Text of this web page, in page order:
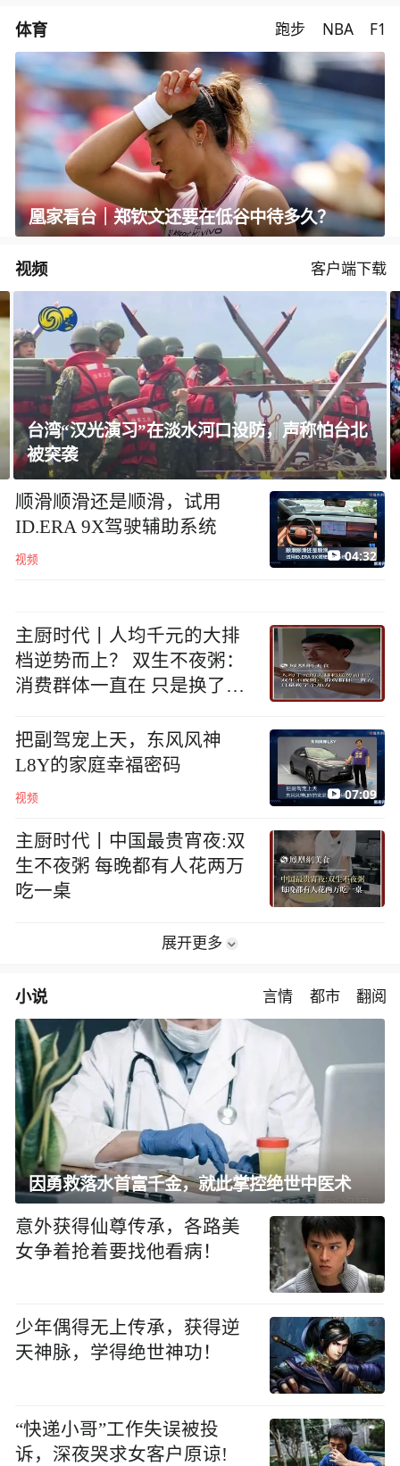
体育 跑步 NBA F1
凰家看台｜郑钦文还要在低谷中待多久？
视频 客户端下载
台湾“汉光演习”在淡水河口设防，声称怕台北
被突袭
顺滑顺滑还是顺滑，试用
ID.ERA 9X驾驶辅助系统
视频 04:32
主厨时代丨人均千元的大排
档逆势而上？ 双生不夜粥：
消费群体一直在 只是换了个
把副驾宠上天，东风风神
L8Y的家庭幸福密码
视频 07:09
主厨时代丨中国最贵宵夜:双
生不夜粥 每晚都有人花两万
吃一桌
展开更多
小说 言情 都市 翻阅
因勇救落水首富千金，就此掌控绝世中医术
意外获得仙尊传承，各路美
女争着抢着要找他看病！
少年偶得无上传承，获得逆
天神脉，学得绝世神功！
“快递小哥”工作失误被投
诉，深夜哭求女客户原谅!